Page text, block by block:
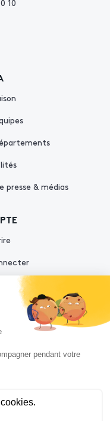
10
presse & médias
cookies